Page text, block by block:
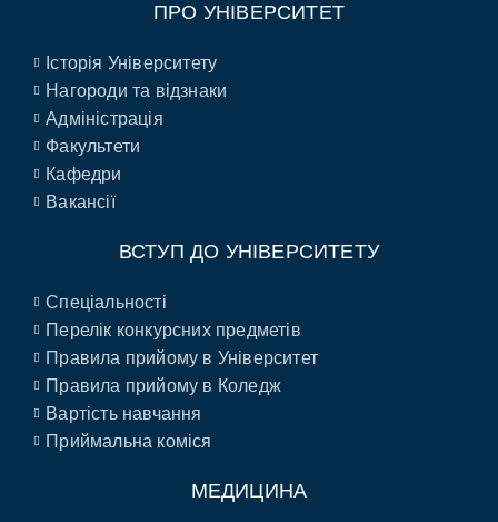
ПРО УНІВЕРСИТЕТ
Історія Університету
Нагороди та відзнаки
Адміністрація
Факультети
Кафедри
Вакансії
ВСТУП ДО УНІВЕРСИТЕТУ
Спеціальності
Перелік конкурсних предметів
Правила прийому в Університет
Правила прийому в Коледж
Вартість навчання
Приймальна коміся
МЕДИЦИНА